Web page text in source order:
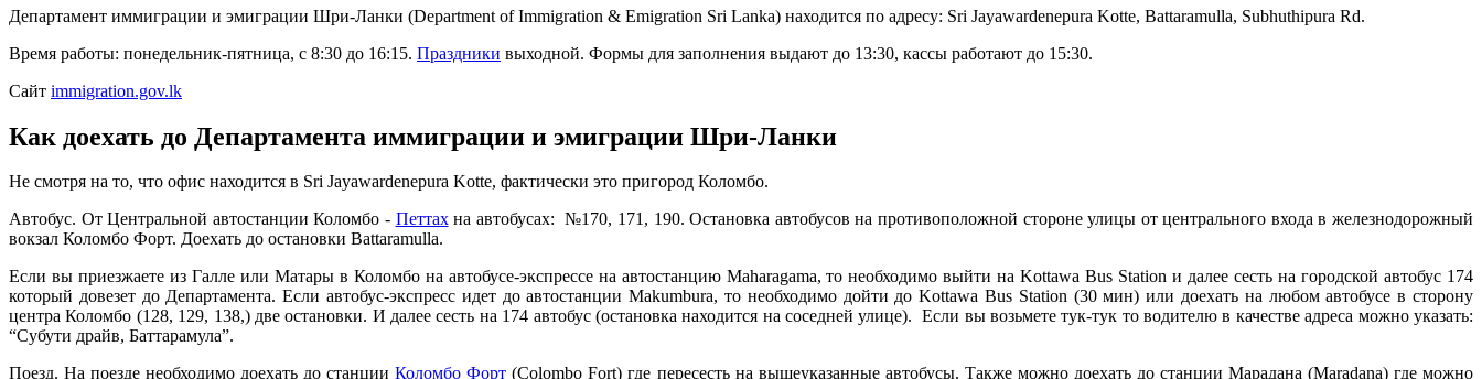
Департамент иммиграции и эмиграции Шри-Ланки (Department of Immigration & Emigration Sri Lanka) находится по адресу: Sri Jayawardenepura Kotte, Battaramulla, Subhuthipura Rd.
Время работы: понедельник-пятница, с 8:30 до 16:15. Праздники выходной. Формы для заполнения выдают до 13:30, кассы работают до 15:30.
Сайт immigration.gov.lk
Как доехать до Департамента иммиграции и эмиграции Шри-Ланки
Не смотря на то, что офис находится в Sri Jayawardenepura Kotte, фактически это пригород Коломбо.
Автобус. От Центральной автостанции Коломбо - Петтахна автобусах: №170, 171, 190. Остановка автобусов на противоположной стороне улицы от центрального входа в железнодорожный
вокзал Коломбо Форт. Доехать до остановки Battaramulla.
Если вы приезжаете из Галле или Матары в Коломбо на автобусе-экспрессе на автостанцию Maharagama, то необходимо выйти на Kottawa Bus Station и далее сесть на городской автобус 174
который довезет до Департамента. Если автобус-экспресс идет до автостанции Makumbura, то необходимо дойти до Kottawa Bus Station (30 мин) или доехать на любом автобусе в сторону
центра Коломбо (128, 129, 138,) две остановки. И далее сесть на 174 автобус (остановка находится на соседней улице). Если вы возьмете тук-тук то водителю в качестве адреса можно указать:
“Субути драйв, Баттарамула”.
Поезд. На поезде необходимо доехать до станцииКоломбо Форт (Colombo Fort) где пересесть на вышеуказанные автобусы. Также можно доехать до станции Марадана (Maradana) где можно